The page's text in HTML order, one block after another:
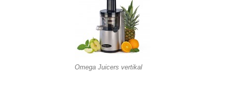
Omega Juicers vertikal